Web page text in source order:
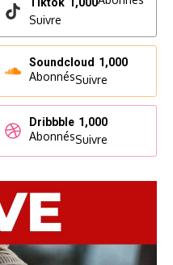
Tiktok 1,000
Suivre
Soundcloud 1,000
AbonnésSuivre
Dribbble 1,000
AbonnésSuivre